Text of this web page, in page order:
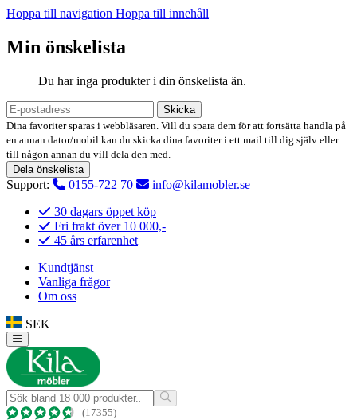
Hoppa till navigation Hoppa till innehåll
Min önskelista
Du har inga produkter i din önskelista än.
Skicka
Dina favoriter sparas i webbläsaren. Vill du spara dem för att fortsätta handla på
en annan dator/mobil kan du skicka dina favoriter i ett mail till dig själv eller
till någon annan du vill dela den med.
Dela önskelista
Support: 0155-722 70
info@kilamobler.se
30 dagars öppet köp
Fri frakt över 10 000,-
45 års erfarenhet
Kundtjänst
Vanliga frågor
Om oss
SEK
(17355)